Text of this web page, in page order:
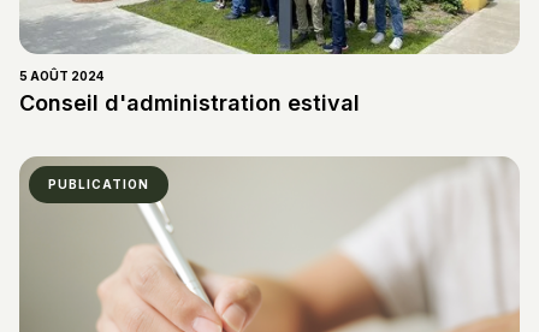
5 AOÛT 2024
Conseil d'administration estival
PUBLICATION